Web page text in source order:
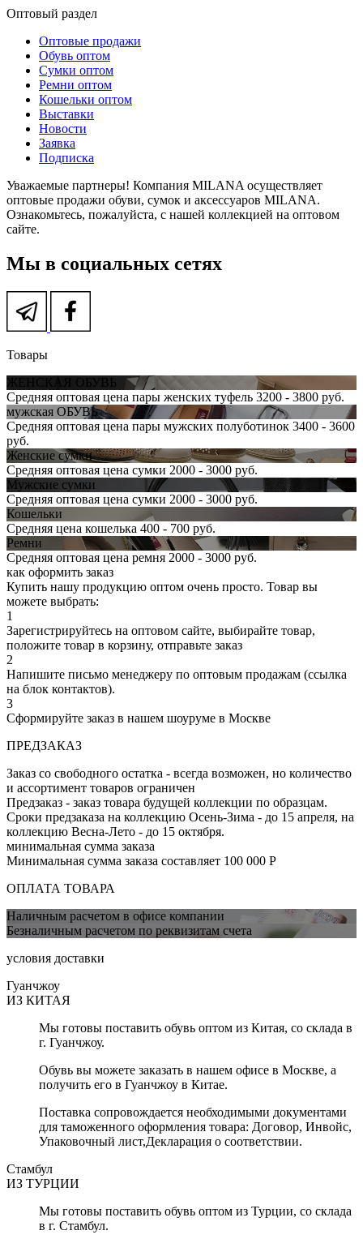
Оптовый раздел
Оптовые продажи
Обувь оптом
Сумки оптом
Ремни оптом
Кошельки оптом
Выставки
Новости
Заявка
Подписка
Уважаемые партнеры! Компания MILANA осуществляет
оптовые продажи обуви, сумок и аксессуаров MILANA.
Ознакомьтесь, пожалуйста, с нашей коллекцией на оптовом
сайте.
Мы в социальных сетях
Товары
ЖЕНСКАЯ ОБУВЬ
Средняя оптовая цена пары женских туфель 3200 - 3800 руб.
мужская ОБУВЬ
Средняя оптовая цена пары мужских полуботинок 3400 - 3600
руб.
Женские сумки
Средняя оптовая цена сумки 2000 - 3000 руб.
Мужские сумки
Средняя оптовая цена сумки 2000 - 3000 руб.
Кошельки
Средняя цена кошелька 400 - 700 руб.
Ремни
Средняя оптовая цена ремня 2000 - 3000 руб.
как оформить заказ
Купить нашу продукцию оптом очень просто. Товар вы
можете выбрать:
1
Зарегистрируйтесь на оптовом сайте, выбирайте товар,
положите товар в корзину, отправьте заказ
2
Напишите письмо менеджеру по оптовым продажам (ссылка
на блок контактов).
3
Сформируйте заказ в нашем шоуруме в Москве
ПРЕДЗАКАЗ
Заказ со свободного остатка - всегда возможен, но количество
и ассортимент товаров ограничен
Предзаказ - заказ товара будущей коллекции по образцам.
Сроки предзаказа на коллекцию Осень-Зима - до 15 апреля, на
коллекцию Весна-Лето - до 15 октября.
минимальная сумма заказа
Минимальная сумма заказа составляет 100 000 Р
ОПЛАТА ТОВАРА
Наличным расчетом в офисе компании
Безналичным расчетом по реквизитам счета
условия доставки
Гуанчжоу
ИЗ КИТАЯ
Мы готовы поставить обувь оптом из Китая, со склада в
г. Гуанчжоу.
Обувь вы можете заказать в нашем офисе в Москве, а
получить его в Гуанчжоу в Китае.
Поставка сопровождается необходимыми документами
для таможенного оформления товара: Договор, Инвойс,
Упаковочный лист,Декларация о соответствии.
Стамбул
ИЗ ТУРЦИИ
Мы готовы поставить обувь оптом из Турции, со склада
в г. Стамбул.